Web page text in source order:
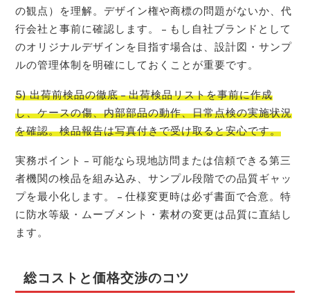
の観点）を理解。デザイン権や商標の問題がないか、代
行会社と事前に確認します。 – もし自社ブランドとして
のオリジナルデザインを目指す場合は、設計図・サンプ
ルの管理体制を明確にしておくことが重要です。
5) 出荷前検品の徹底 – 出荷検品リストを事前に作成
し、ケースの傷、内部部品の動作、日常点検の実施状況
を確認。検品報告は写真付きで受け取ると安心です。
実務ポイント – 可能なら現地訪問または信頼できる第三
者機関の検品を組み込み、サンプル段階での品質ギャッ
プを最小化します。 – 仕様変更時は必ず書面で合意。特
に防水等級・ムーブメント・素材の変更は品質に直結し
ます。
総コストと価格交渉のコツ